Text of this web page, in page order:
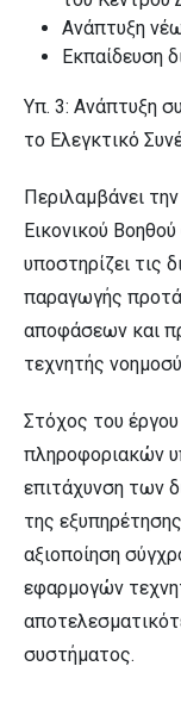
Ανάπτυξη
Εκπαίδευση
Υπ. 3: Ανάπτυξη
το Ελεγκτικό
Περιλαμβάνει
Εικονικού
υποστηρίζει τις
παραγωγής
αποφάσεων και
τεχνητής
Στόχος του
πληροφοριακών
επιτάχυνση των
της
αξιοποίηση
εφαρμογών
συστήματος.